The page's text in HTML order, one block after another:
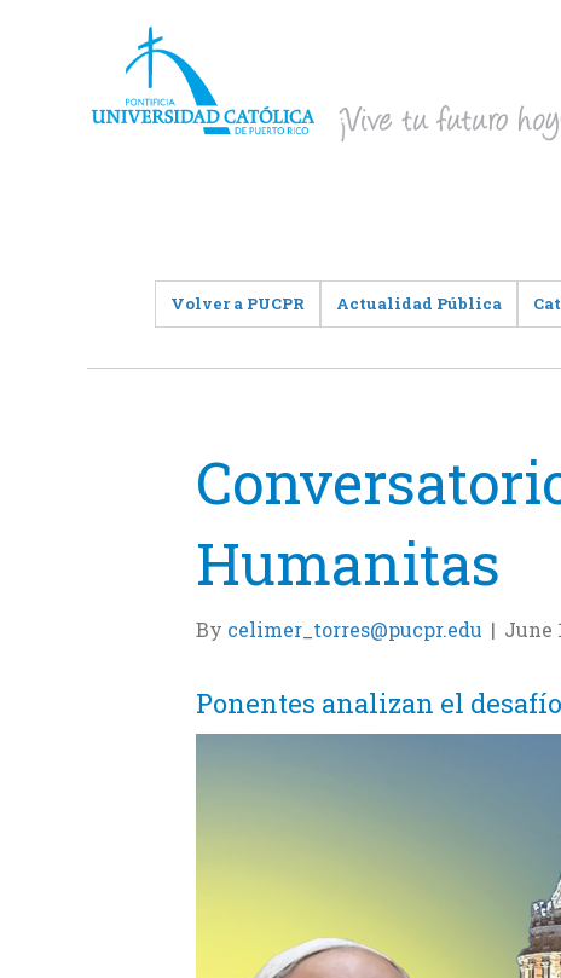
Volver a PUCPR Actualidad Pública
Humanitas
By celimer_torres@pucpr.edu | June
Ponentes analizan el